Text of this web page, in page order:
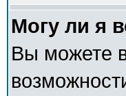
Могу ли я
Вы можете